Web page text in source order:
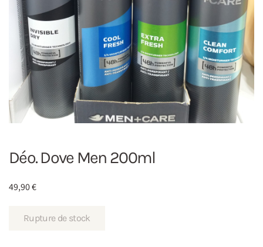
Déo. Dove Men 200ml
49,90€
Rupture de stock